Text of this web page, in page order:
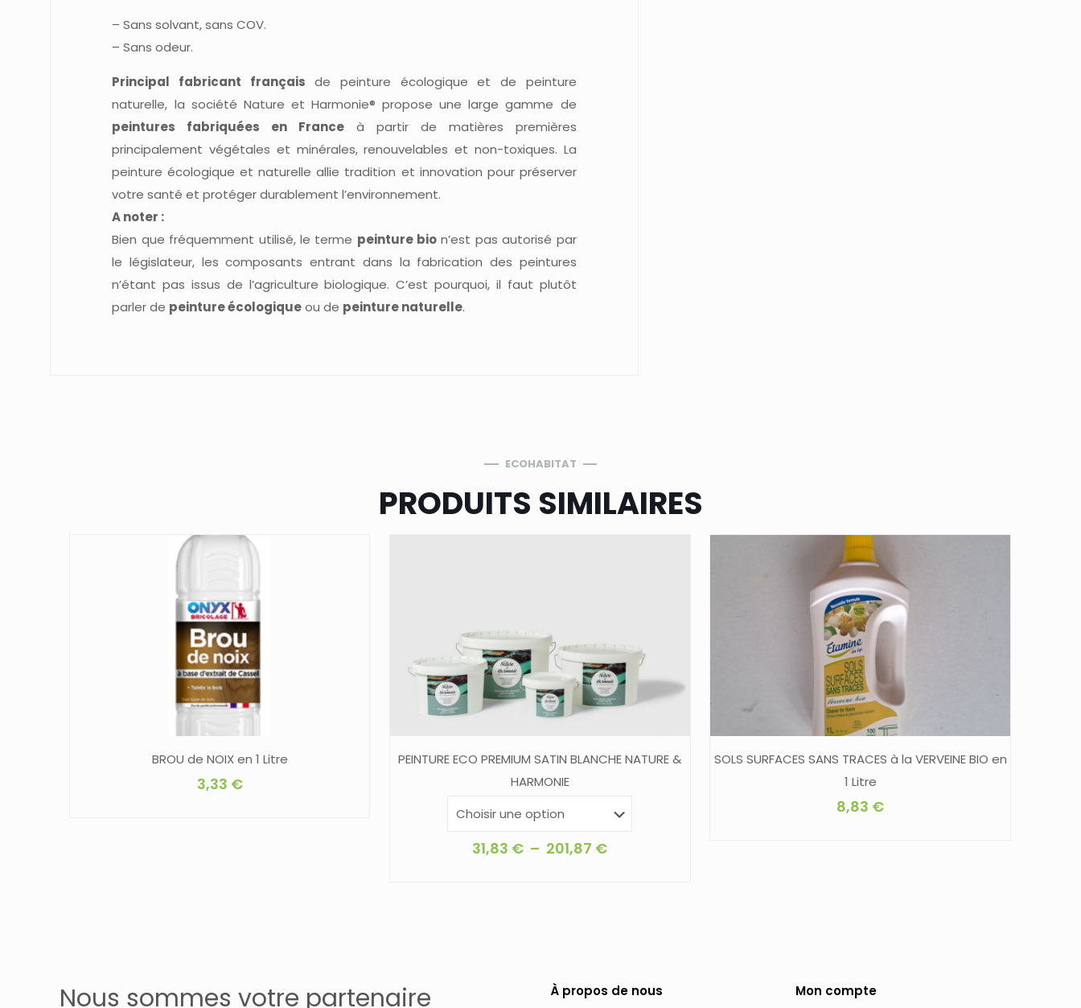
– Sans solvant, sans COV.
– Sans odeur.
Principal fabricant français de peinture écologique et de peinture
naturelle, la société Nature et Harmonie® propose une large gamme de
peintures fabriquées en France à partir de matières premières
principalement végétales et minérales, renouvelables et non-toxiques. La
peinture écologique et naturelle allie tradition et innovation pour préserver
votre santé et protéger durablement l’environnement.
A noter :
Bien que fréquemment utilisé, le terme peinture bio n’est pas autorisé par
le législateur, les composants entrant dans la fabrication des peintures
n’étant pas issus de l’agriculture biologique. C’est pourquoi, il faut plutôt
parler de peinture écologiqueou de peinture naturelle.
ECOHABITAT
PRODUITS SIMILAIRES
BROU de NOIX en 1 Litre
3,33 €
PEINTURE ECO PREMIUM SATIN BLANCHE NATURE &
HARMONIE
31,83 € – 201,87 €Plage
Les
SOLS SURFACES SANS TRACES à la VERVEINE BIO en
1 Litre
8,83 €
Nous sommes votre partenaire À propos de nous Mon compte